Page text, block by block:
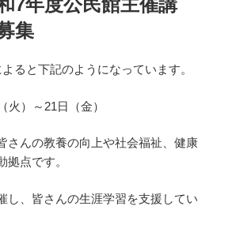
7年度公民館主催講
集
ると下記のようになっています。
火）～21日（金）
さんの教養の向上や社会福祉、健康
拠点です。
し、皆さんの生涯学習を支援してい